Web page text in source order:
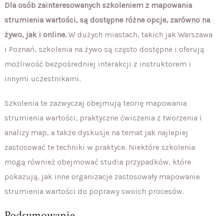
Dla osób zainteresowanych szkoleniem z mapowania
strumienia wartości, są dostępne różne opcje, zarówno na
żywo, jak i online.W dużych miastach, takich jak Warszawa
i Poznań, szkolenia na żywo są często dostępne i oferują
możliwość bezpośredniej interakcji z instruktorem i
innymi uczestnikami.
Szkolenia te zazwyczaj obejmują teorię mapowania
strumienia wartości, praktyczne ćwiczenia z tworzenia i
analizy map, a także dyskusje na temat jak najlepiej
zastosować te techniki w praktyce. Niektóre szkolenia
mogą również obejmować studia przypadków, które
pokazują, jak inne organizacje zastosowały mapowanie
strumienia wartości do poprawy swoich procesów.